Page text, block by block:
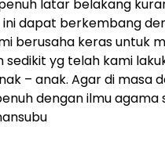
latar belakang
dapat berkembang
berusaha keras untuk
yg telah kami
– anak. Agar di masa
dengan ilmu agama